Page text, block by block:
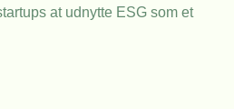
at udnytte ESG som et